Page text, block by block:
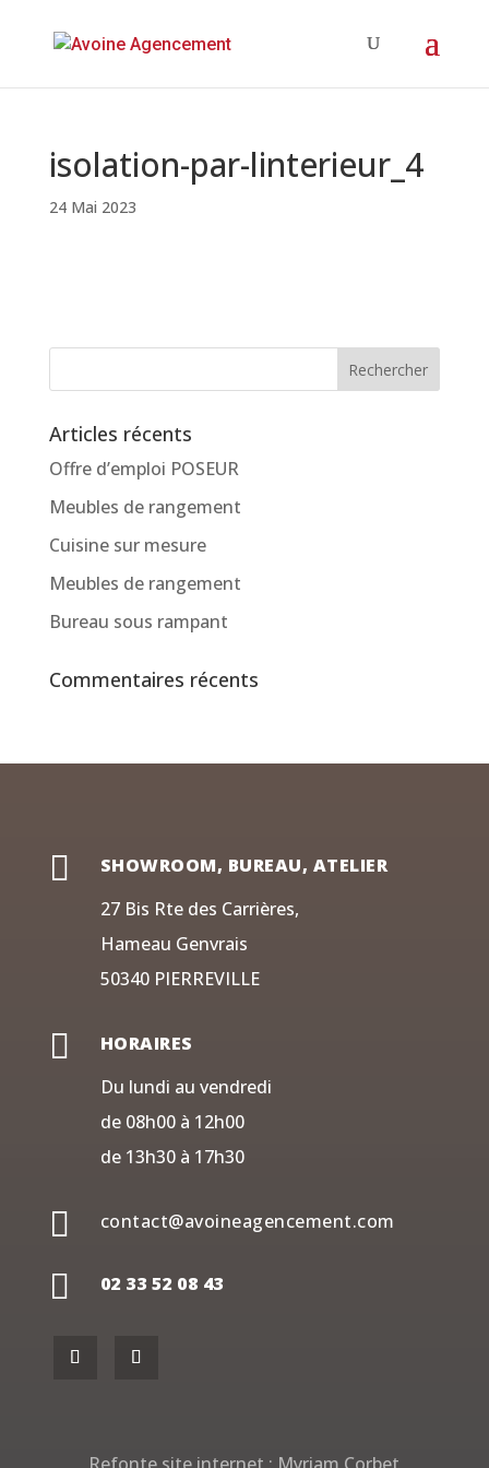
isolation-par-linterieur_4
24 Mai 2023
Articles récents
Offre d’emploi POSEUR
Meubles de rangement
Cuisine sur mesure
Meubles de rangement
Bureau sous rampant
Commentaires récents

SHOWROOM, BUREAU, ATELIER
27 Bis Rte des Carrières,
Hameau Genvrais
50340 PIERREVILLE

HORAIRES
Du lundi au vendredi
de 08h00 à 12h00
de 13h30 à 17h30
 contact@avoineagencement.com
 02 33 52 08 43